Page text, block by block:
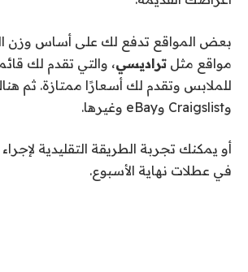
بعض المواقع تدفع لك على أساس وزن
مواقع مثل تراديسي، والتي تقدم لك
وCraigslist وeBay وغيرها.
أو يمكنك تجربة الطريقة التقليدية
في عطلات نهاية الأسبوع.